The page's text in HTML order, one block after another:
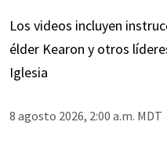
Los videos incluyen
élder Kearon y otros
Iglesia
8 agosto 2026, 2:00 a.m. MDT